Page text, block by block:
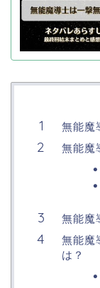
無能魔
無能魔
無能魔
無能魔
は？